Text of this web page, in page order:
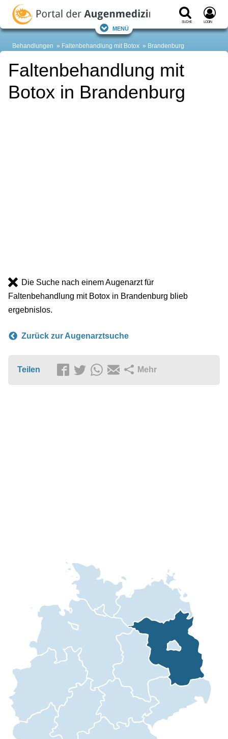
Suche Login
Menü
Behandlungen Faltenbehandlung mit Botox Brandenburg
Faltenbehandlung mit
Botox in Brandenburg
Die Suche nach einem Augenarzt für
Faltenbehandlung mit Botox in Brandenburg blieb
ergebnislos.
Zurück zur Augenarztsuche
Teilen Mehr